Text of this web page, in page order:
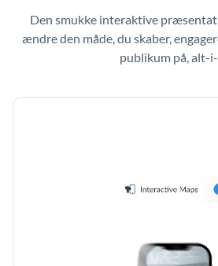
Den smukke interaktive
ændre den måde, du skaber,
publikum på, alt-